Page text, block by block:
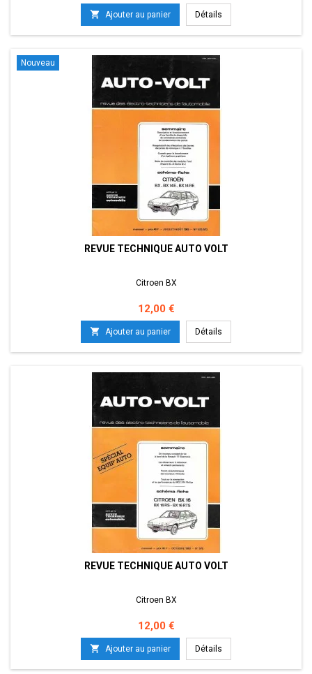
 Ajouter au panier Détails
Nouveau
REVUE TECHNIQUE AUTO VOLT
Citroen BX
Prix
12,00 €
 Ajouter au panier Détails
REVUE TECHNIQUE AUTO VOLT
Citroen BX
Prix
12,00 €
 Ajouter au panier Détails